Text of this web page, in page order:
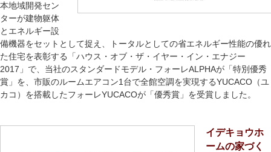
本地域開発セン
ターが建物躯体
とエネルギー設
備機器をセットとして捉え、トータルとしての省エネルギー性能の優れ
た住宅を表彰する「ハウス・オブ・ザ・イヤー・イン・エナジー
2017」で、当社のスタンダードモデル・フォーレALPHAが「特別優秀
賞」を、市販のルームエアコン1台で全館空調を実現するYUCACO（ユ
カコ）を搭載したフォーレYUCACOが「優秀賞」を受賞しました。
イデキョウホ
ームの家づく